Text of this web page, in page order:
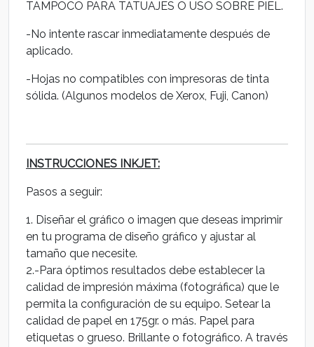
TAMPOCO PARA TATUAJES O USO SOBRE PIEL.
-No intente rascar inmediatamente después de
aplicado.
-Hojas no compatibles con impresoras de tinta
sólida. (Algunos modelos de Xerox, Fuji, Canon)
INSTRUCCIONES INKJET:
Pasos a seguir:
1. Diseñar el gráfico o imagen que deseas imprimir
en tu programa de diseño gráfico y ajustar al
tamaño que necesite.
2.-Para óptimos resultados debe establecer la
calidad de impresión máxima (fotográfica) que le
permita la configuración de su equipo. Setear la
calidad de papel en 175gr. o más. Papel para
etiquetas o grueso. Brillante o fotográfico. A través